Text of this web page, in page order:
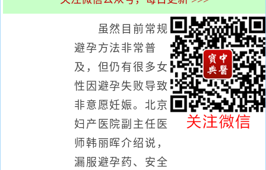
虽然目前常规
避孕方法非常普
及，但仍有很多女
性因避孕失败导致
非意愿妊娠。北京
妇产医院副主任医
师韩丽晖介绍说，
漏服避孕药、安全